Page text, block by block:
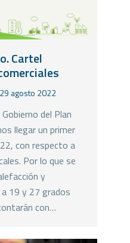
Cartel
29 agosto 2022
del Plan
llegar un primer
con respecto a
Por lo que se
y
19 y 27 grados
con…